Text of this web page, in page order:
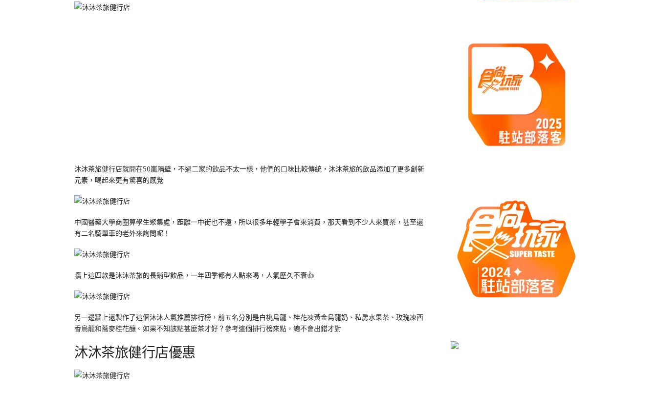
沐沐茶旅健行店就開在50嵐隔壁，不過二家的飲品不太一樣，他們的口味比較傳統，沐沐茶旅的飲品添加了更多創新
元素，喝起來更有驚喜的感覺
中國醫藥大學商圈算學生聚集處，距離一中街也不遠，所以很多年輕學子會來消費，那天看到不少人來買茶，甚至還
有二名騎單車的老外來詢問呢！
牆上這四款是沐沐茶旅的長銷型飲品，一年四季都有人點來喝，人氣歷久不衰👍
另一邊牆上還製作了這個沐沐人氣推薦排行榜，前五名分別是白桃烏龍、桂花凍黃金烏龍奶、私房水果茶、玫瑰凍西
香烏龍和蕎麥桂花釀。如果不知該點甚麼茶才好？參考這個排行榜來點，總不會出錯才對
沐沐茶旅健行店優惠